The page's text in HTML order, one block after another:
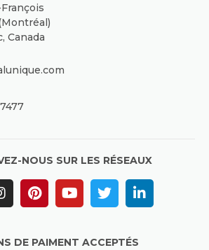
Canada
NOUS SUR LES RÉSEAUX
DE PAIMENT ACCEPTÉS